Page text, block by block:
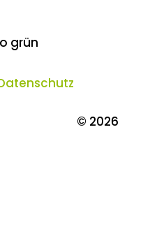
© 2026